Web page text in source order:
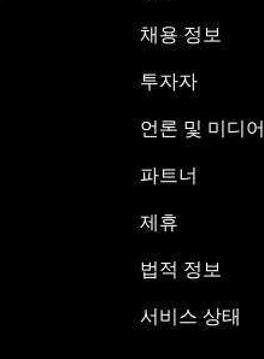
채용 정보
투자자
언론 및 미디어
파트너
제휴
법적 정보
서비스 상태